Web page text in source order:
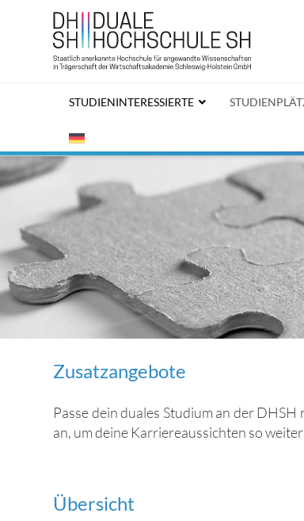
STUDIENINTERESSIERTE
Zusatzangebote
Passe dein duales Studium an der
an, um deine Karriereaussichten so
Übersicht